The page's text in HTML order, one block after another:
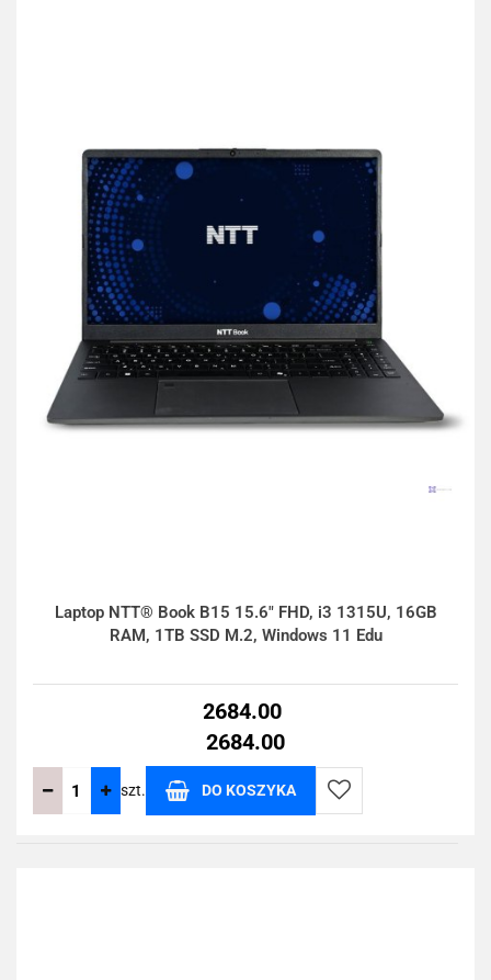
Laptop NTT® Book B15 15.6" FHD, i3 1315U, 16GB
RAM, 1TB SSD M.2, Windows 11 Edu
2684.00
2684.00
szt. DO KOSZYKA
Do